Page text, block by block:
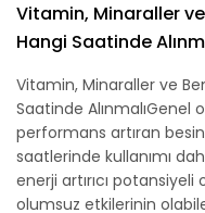
Vitamin, Minaraller
Hangi Saatinde
Vitamin, Minaraller ve
Saatinde AlınmalıGenel
performans artıran
saatlerinde kullanımı
enerji artırıcı
olumsuz etkilerinin